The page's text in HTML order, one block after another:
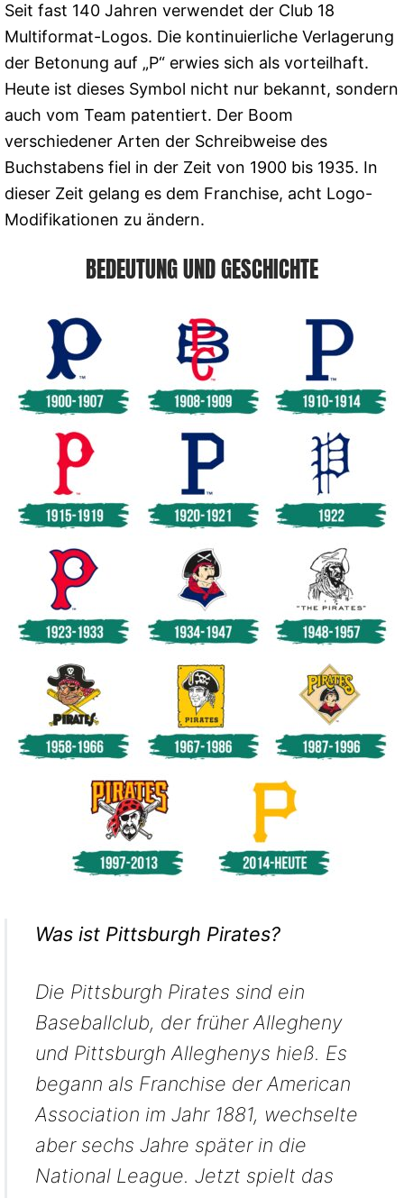
Seit fast 140 Jahren verwendet der Club 18
Multiformat-Logos. Die kontinuierliche Verlagerung
der Betonung auf „P“ erwies sich als vorteilhaft.
Heute ist dieses Symbol nicht nur bekannt, sondern
auch vom Team patentiert. Der Boom
verschiedener Arten der Schreibweise des
Buchstabens fiel in der Zeit von 1900 bis 1935. In
dieser Zeit gelang es dem Franchise, acht Logo-
Modifikationen zu ändern.
BEDEUTUNG UND GESCHICHTE
Was ist Pittsburgh Pirates?
Die Pittsburgh Pirates sind ein
Baseballclub, der früher Allegheny
und Pittsburgh Alleghenys hieß. Es
begann als Franchise der American
Association im Jahr 1881, wechselte
aber sechs Jahre später in die
National League. Jetzt spielt das